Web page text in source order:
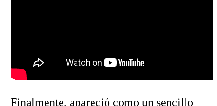
Finalmente, apareció como un sencillo